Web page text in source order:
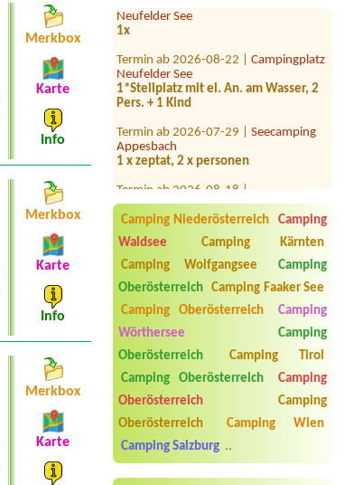
1x
Neufelder See
1*Stellplatz mit el. An. am Wasser, 2
Pers. + 1 Kind
Appesbach
1 x zeptat, 2 x personen
Storchencamp Purbach
1 Zelt 1 Erwachsener, 2 Kinder
Termin ab 2026-08-16 |
Camping
Heiterwanger See
1x Stellplatz mit Wohnmobil (6
meter), 2 Erwachsene, 1 kleiner Hund
Termin ab 2026-07-26 |Strandcafé
1 Zelt, 2 Erwachsene, 2 Kinder
Camping
Alpenwelt
1 Wohnwagen mit Auto
Termin ab 2026-08-22 |Camping
Mexico am Bodensee
1 Stellplatz für Wohwagen ca 7 m
Deichsellänge
Camping Niederösterreich
Camping
Waldsee
Camping Kärnten
Camping Wolfgangsee
Camping
Oberösterreich
Camping Faaker See
Camping Oberösterreich
Camping
Wörthersee
Camping
Oberösterreich
Camping Tirol
Camping Oberösterreich
Camping
Oberösterreich
Camping
Oberösterreich
Camping Wien
Camping Salzburg ..
Merkbox
Karte
Info
Merkbox
Karte
Info
Merkbox
Karte